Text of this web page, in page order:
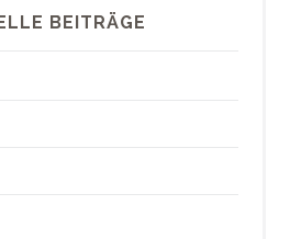
BEITRÄGE